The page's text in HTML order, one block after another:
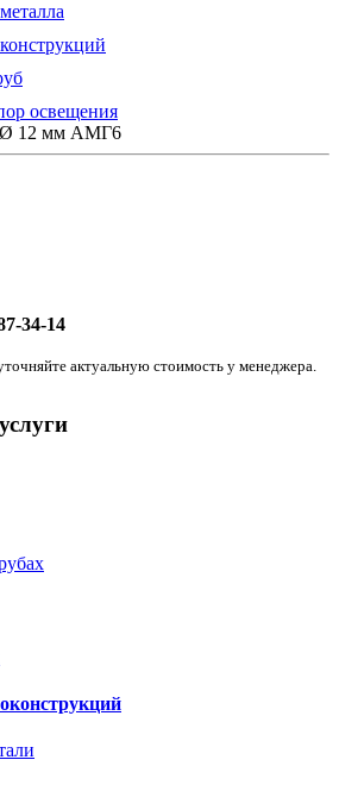
освещения
34-14
актуальную стоимость у менеджера.